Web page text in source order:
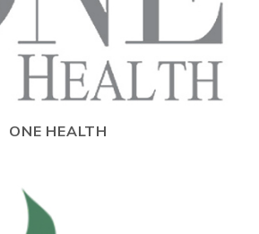
ONE HEALTH